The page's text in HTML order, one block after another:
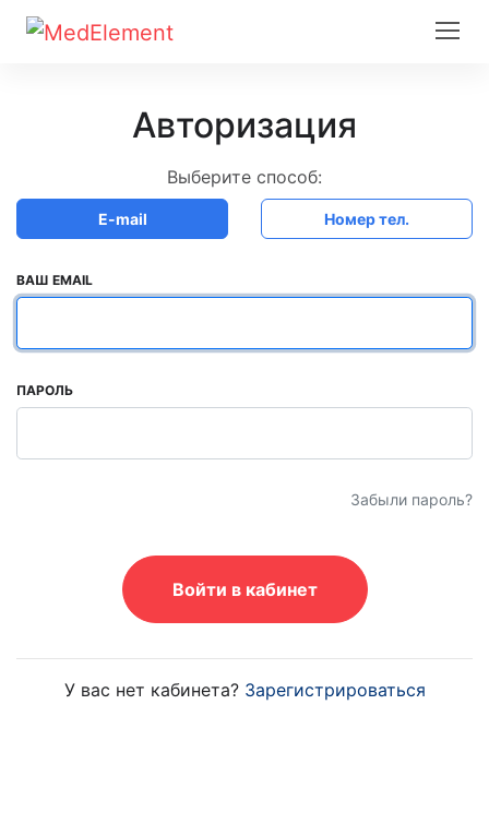
Авторизация
Выберите способ:
E-mail Номер тел.
ВАШ EMAIL
ПАРОЛЬ
Забыли пароль?
Войти в кабинет
У вас нет кабинета? Зарегистрироваться